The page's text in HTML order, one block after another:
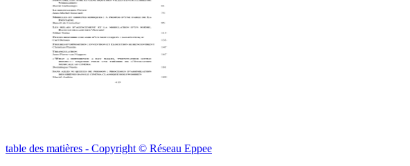
table des matières - Copyright © Réseau Eppee